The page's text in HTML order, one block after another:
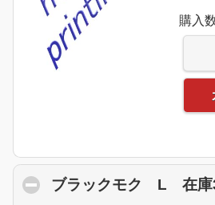
購入
ブラックモク L 在庫